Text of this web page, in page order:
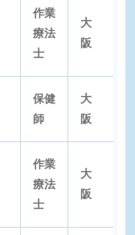
作業
療法
士
大
阪
保健
師
大
阪
作業
療法
士
大
阪